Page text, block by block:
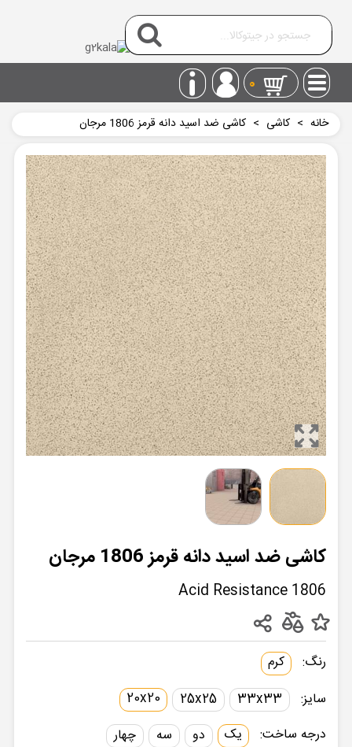
0
خانه > کاشی > کاشی ضد اسید دانه قرمز 1806 مرجان
کاشی ضد اسید دانه قرمز 1806 مرجان
Acid Resistance 1806
رنگ:
کرم
سایز:
33x33
25x25
20x20
درجه ساخت:
یک دو سه چهار